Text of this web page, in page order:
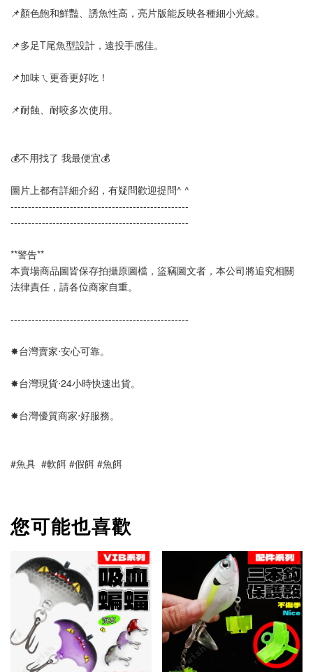
📌顏色飽和鮮豔、誘魚性高，亮片版能反映各種細小光線。
📌多足T尾魚型設計，遠投手感佳。
📌加味ㄟ更香更好吃！
📌耐蝕、耐咬多次使用。
💰不用找了 我最便宜💰
圖片上都有詳細介紹，有疑問歡迎提問^ ^
---------------------------------------------------
---------------------------------------------------
**警告**
本賣場商品圖皆保存拍攝原圖檔，盜竊圖文者，本公司將追究相關
法律責任，請各位商家自重。
---------------------------------------------------
✸台灣賣家‧安心可靠。
✸台灣現貨‧24小時快速出貨。
✸台灣優質商家‧好服務。
#魚具  #軟餌 #假餌 #魚餌
您可能也喜歡